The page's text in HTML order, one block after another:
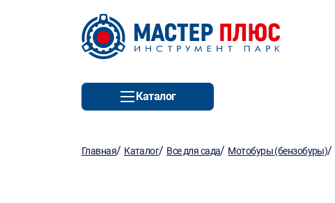
Каталог
Главная/ Каталог/ Все для сада/ Мотобуры (бензобуры)/